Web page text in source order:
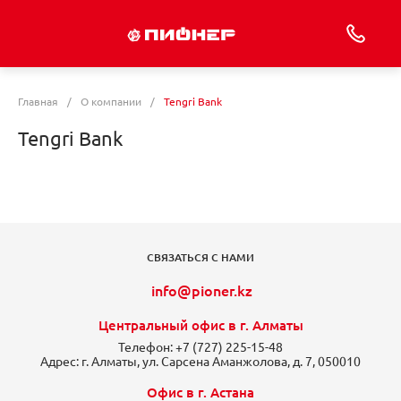
Главная / О компании / Tengri Bank
Tengri Bank
СВЯЗАТЬСЯ С НАМИ
info@pioner.kz
Центральный офис в г. Алматы
Телефон:+7 (727) 225-15-48
Адрес: г. Алматы, ул. Сарсена Аманжолова, д. 7, 050010
Офис в г. Астана